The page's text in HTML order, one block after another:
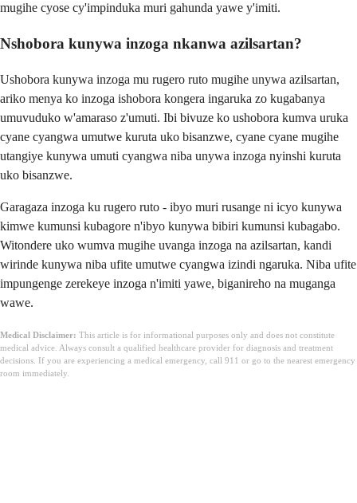
mugihe cyose cy'impinduka muri gahunda yawe y'imiti.
Nshobora kunywa inzoga nkanwa azilsartan?
Ushobora kunywa inzoga mu rugero ruto mugihe unywa azilsartan,
ariko menya ko inzoga ishobora kongera ingaruka zo kugabanya
umuvuduko w'amaraso z'umuti. Ibi bivuze ko ushobora kumva uruka
cyane cyangwa umutwe kuruta uko bisanzwe, cyane cyane mugihe
utangiye kunywa umuti cyangwa niba unywa inzoga nyinshi kuruta
uko bisanzwe.
Garagaza inzoga ku rugero ruto - ibyo muri rusange ni icyo kunywa
kimwe kumunsi kubagore n'ibyo kunywa bibiri kumunsi kubagabo.
Witondere uko wumva mugihe uvanga inzoga na azilsartan, kandi
wirinde kunywa niba ufite umutwe cyangwa izindi ngaruka. Niba ufite
impungenge zerekeye inzoga n'imiti yawe, biganireho na muganga
wawe.
Medical Disclaimer: This article is for informational purposes only and does not constitute
medical advice. Always consult a qualified healthcare provider for diagnosis and treatment
decisions. If you are experiencing a medical emergency, call 911 or go to the nearest emergency
room immediately.